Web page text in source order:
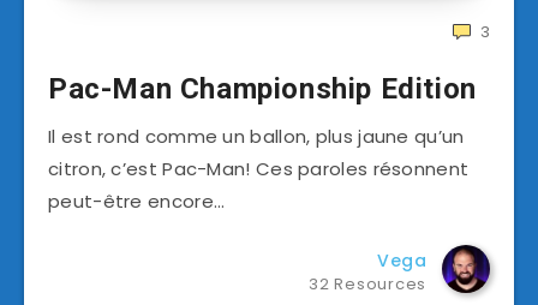
3
Pac-Man Championship Edition
Il est rond comme un ballon, plus jaune qu’un
citron, c’est Pac-Man! Ces paroles résonnent
peut-être encore…
Vega
32 Resources